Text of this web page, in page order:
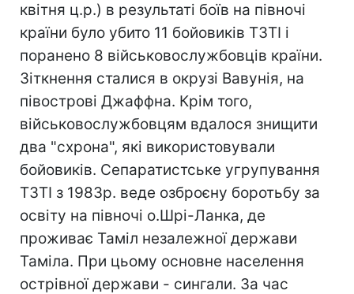
квітня ц.р.) в результаті боїв на півночі
країни було убито 11 бойовиків ТЗТІ і
поранено 8 військовослужбовців країни.
Зіткнення сталися в окрузі Вавунія, на
півострові Джаффна. Крім того,
військовослужбовцям вдалося знищити
два "схрона", які використовували
бойовиків. Сепаратистське угрупування
ТЗТІ з 1983р. веде озброєну боротьбу за
освіту на півночі о.Шрі-Ланка, де
проживає Таміл незалежної держави
Таміла. При цьому основне населення
острівної держави - сингали. За час